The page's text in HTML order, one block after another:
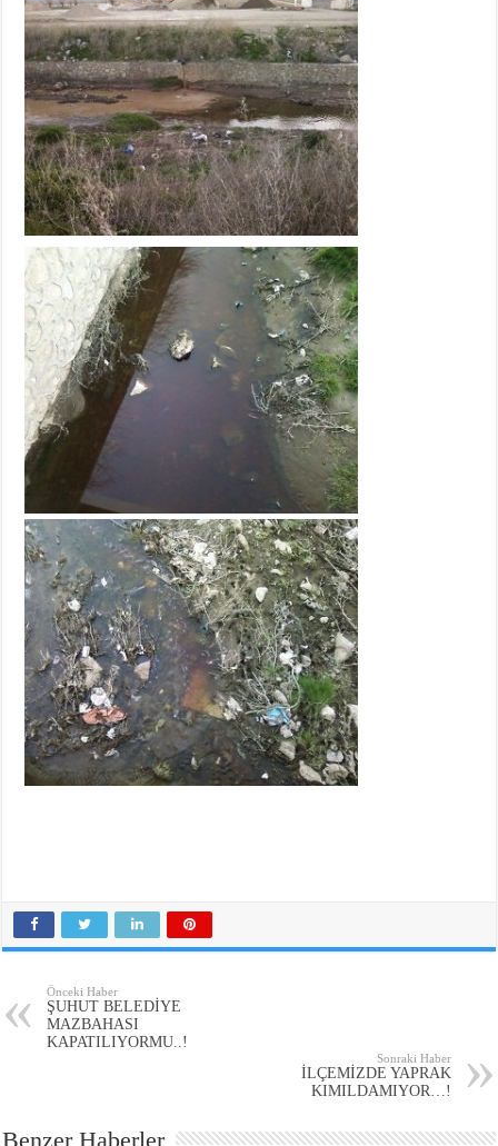
Önceki Haber
ŞUHUT BELEDİYE
MAZBAHASI
KAPATILIYORMU..!
Sonraki Haber
İLÇEMİZDE YAPRAK
KIMILDAMIYOR…!
Benzer Haberler